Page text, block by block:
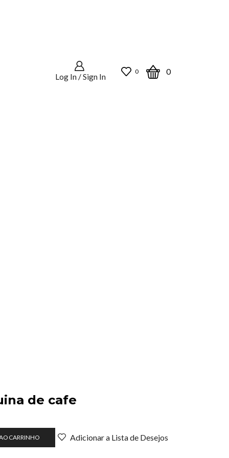
Log In / Sign In
0 0
de cafe
CARRINHO Adicionar a Lista de Desejos